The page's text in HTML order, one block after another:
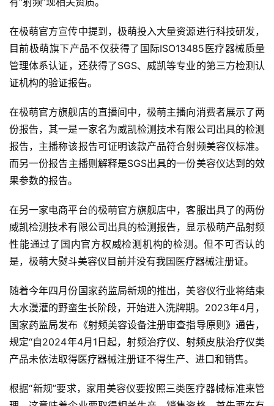
在极萌官方宣传中提到，极萌投入大量资源进行科技研发，
目前极萌旗下产品不仅获得了国际ISO13485医疗器械质量
管理体系认证，还获得了SGS、威凯等专业的第三方检测认
证机构的验证报告。
在极萌官方旗舰店的直播间中，极萌主播向消费者展示了两
份报告，其一是一家名为威凯检测技术有限公司出具的检测
报告，主播称该报告可证明该款产品符合射频美容仪标准。
而另一份报告主播则解释是SGS出具的一份美容仪达到的效
果参数的报告。
在另一家电商平台的极萌官方旗舰店中，客服出具了的两份
威凯检测技术有限公司出具的检测报告，显示极萌产品射频
性能通过了国内官方权威检测机构的检测。但不可否认的
是，极萌大熨斗美容仪目前并没有我国医疗器械注册证。
随着今年四月份国家药监局新规的推出，美容仪行业将结束
大水漫灌的野蛮生长阶段，开始进入洗牌期。2023年4月，
国家药监局发布《射频美容设备注册审查指导原则》通告，
规定“自2024年4月1日起，射频治疗仪、射频皮肤治疗仪类
产品未依法取得医疗器械注册证不得生产、进口和销售。
根据“新规”要求，家用美容仪要按照三类医疗器械标准来管